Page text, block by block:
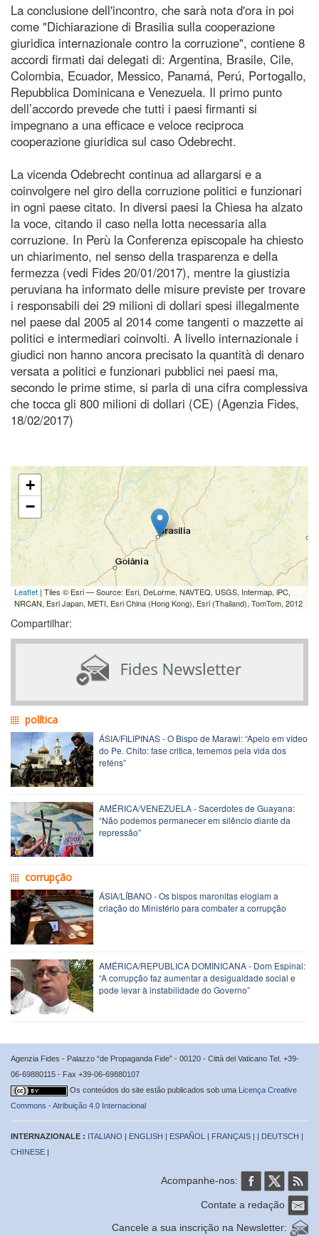
La conclusione dell'incontro, che sarà nota d'ora in poi
come "Dichiarazione di Brasilia sulla cooperazione
giuridica internazionale contro la corruzione", contiene 8
accordi firmati dai delegati di: Argentina, Brasile, Cile,
Colombia, Ecuador, Messico, Panamá, Perú, Portogallo,
Repubblica Dominicana e Venezuela. Il primo punto
dell’accordo prevede che tutti i paesi firmanti si
impegnano a una efficace e veloce reciproca
cooperazione giuridica sul caso Odebrecht.
La vicenda Odebrecht continua ad allargarsi e a
coinvolgere nel giro della corruzione politici e funzionari
in ogni paese citato. In diversi paesi la Chiesa ha alzato
la voce, citando il caso nella lotta necessaria alla
corruzione. In Perù la Conferenza episcopale ha chiesto
un chiarimento, nel senso della trasparenza e della
fermezza (vedi Fides 20/01/2017), mentre la giustizia
peruviana ha informato delle misure previste per trovare
i responsabili dei 29 milioni di dollari spesi illegalmente
nel paese dal 2005 al 2014 come tangenti o mazzette ai
politici e intermediari coinvolti. A livello internazionale i
giudici non hanno ancora precisato la quantità di denaro
versata a politici e funzionari pubblici nei paesi ma,
secondo le prime stime, si parla di una cifra complessiva
che tocca gli 800 milioni di dollari (CE) (Agenzia Fides,
18/02/2017)
+
−
Leaflet | Tiles © Esri — Source: Esri, DeLorme, NAVTEQ, USGS, Intermap, iPC,
NRCAN, Esri Japan, METI, Esri China (Hong Kong), Esri (Thailand), TomTom, 2012
Compartilhar:
política
ÁSIA/FILIPINAS - O Bispo de Marawi: “Apelo em vídeo
do Pe. Chito: fase critica, tememos pela vida dos
reféns”
AMÉRICA/VENEZUELA - Sacerdotes de Guayana:
“Não podemos permanecer em silêncio diante da
repressão”
corrupção
ÁSIA/LÍBANO - Os bispos maronitas elogiam a
criação do Ministério para combater a corrupção
AMÉRICA/REPUBLICA DOMINICANA - Dom Espinal:
“A corrupção faz aumentar a desigualdade social e
pode levar à instabilidade do Governo”
Agenzia Fides - Palazzo “de Propaganda Fide” - 00120 - Città del Vaticano Tel. +39-
06-69880115 - Fax +39-06-69880107
Os conteúdos do site estão publicados sob uma Licença Creative
Commons - Atribuição 4.0 Internacional
INTERNAZIONALE : ITALIANO | ENGLISH | ESPAÑOL | FRANÇAIS | | DEUTSCH |
CHINESE |
Acompanhe-nos:
Contate a redação
Cancele a sua inscrição na Newsletter: